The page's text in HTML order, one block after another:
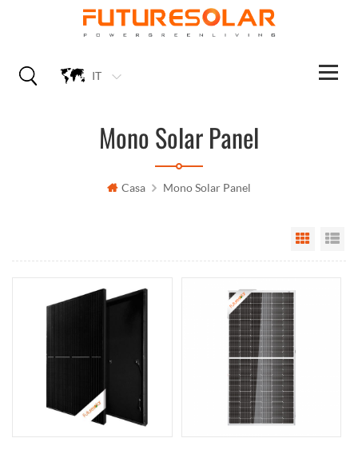
IT
Mono Solar Panel
Casa Mono Solar Panel
Grid